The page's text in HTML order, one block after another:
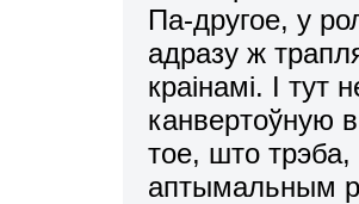
Па-дpугое, у
адpазу ж
кpаінамі. І
канвеpтоўную
тое, што тpэба,
аптымальным